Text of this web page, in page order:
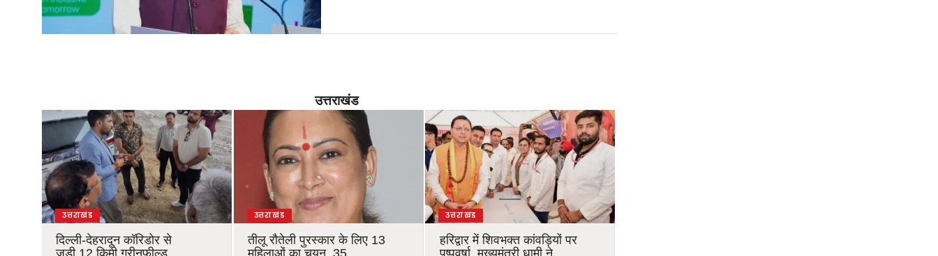
उत्तराखंड
उत्तराखंड
दिल्ली-देहरादून कॉरिडोर से
जुड़ी 12 किमी ग्रीनफील्ड
उत्तराखंड
तीलू रौतेली पुरस्कार के लिए 13
महिलाओं का चयन, 35
उत्तराखंड
हरिद्वार में शिवभक्त कांवड़ियों पर
पुष्पवर्षा, मुख्यमंत्री धामी ने